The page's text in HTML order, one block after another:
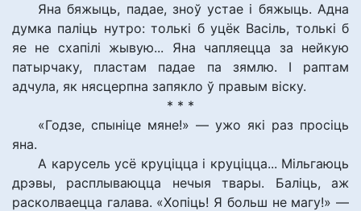
Яна бяжыць, падае, зноў устае і бяжыць. Адна
думка паліць нутро: толькі б уцёк Васіль, толькі б
яе не схапілі жывую... Яна чапляецца за нейкую
патырчаку, пластам падае па зямлю. І раптам
адчула, як нясцерпна запякло ў правым віску.
* * *
«Годзе, спыніце мяне!» — ужо які раз просіць
яна.
А карусель усё круціцца і круціцца... Мільгаюць
дрэвы, расплываюцца нечыя твары. Баліць, аж
расколваецца галава. «Хопіць! Я больш не магу!» —